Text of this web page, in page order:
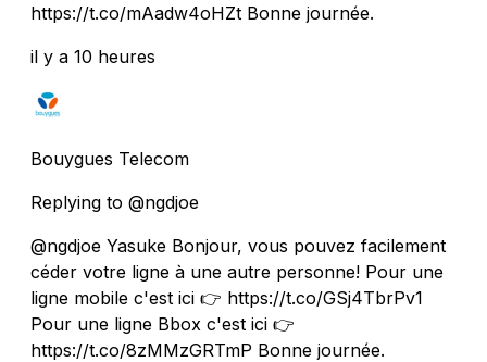
https://t.co/mAadw4oHZt Bonne journée.
il y a 10 heures
Bouygues Telecom
Replying to @ngdjoe
@ngdjoe Yasuke Bonjour, vous pouvez facilement
céder votre ligne à une autre personne! Pour une
ligne mobile c'est ici 👉 https://t.co/GSj4TbrPv1
Pour une ligne Bbox c'est ici 👉
https://t.co/8zMMzGRTmP Bonne journée.